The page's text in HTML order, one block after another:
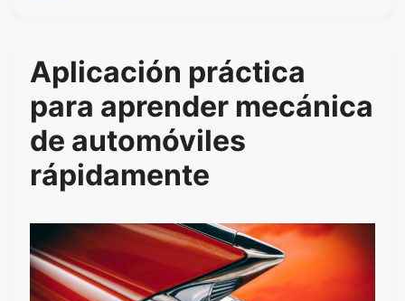
Aplicación práctica
para aprender mecánica
de automóviles
rápidamente